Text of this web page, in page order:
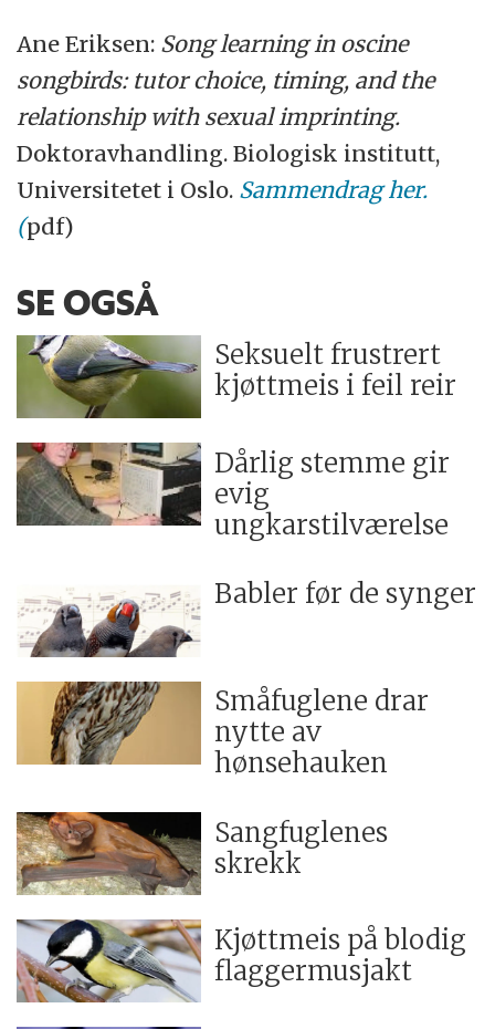
Ane Eriksen: Song learning in oscine
songbirds: tutor choice, timing, and the
relationship with sexual imprinting.
Doktoravhandling. Biologisk institutt,
Universitetet i Oslo. Sammendrag her.
(pdf)
SE OGSÅ
Seksuelt frustrert
kjøttmeis i feil reir
Dårlig stemme gir
evig
ungkarstilværelse
Babler før de synger
Småfuglene drar
nytte av
hønsehauken
Sangfuglenes
skrekk
Kjøttmeis på blodig
flaggermusjakt